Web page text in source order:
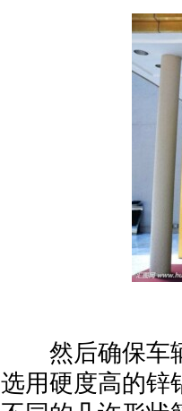
然后确保车辆
选用硬度高的锌